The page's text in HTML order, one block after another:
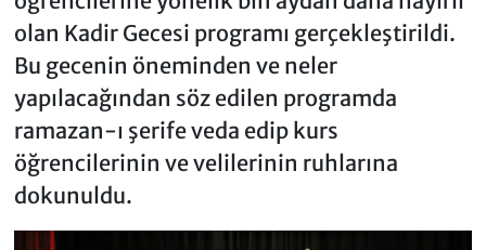
olan Kadir Gecesi programı gerçekleştirildi.
Bu gecenin öneminden ve neler
yapılacağından söz edilen programda
ramazan-ı şerife veda edip kurs
öğrencilerinin ve velilerinin ruhlarına
dokunuldu.